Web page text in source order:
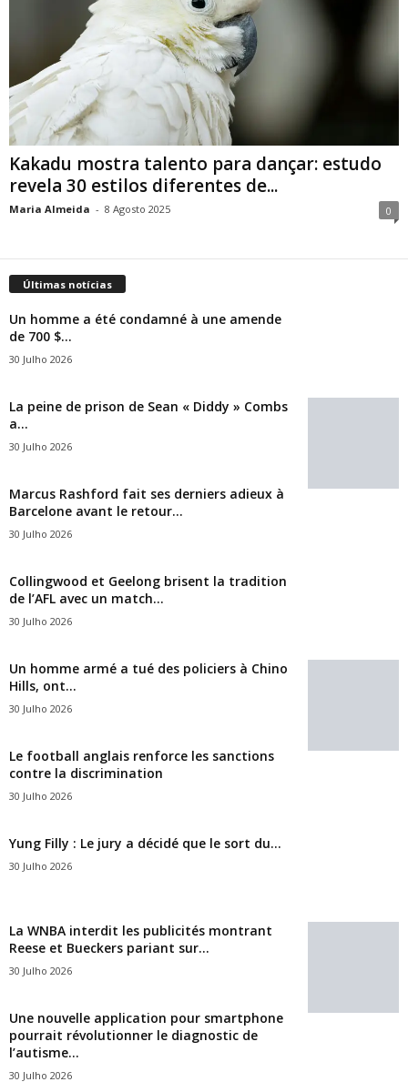
Kakadu mostra talento para dançar: estudo
revela 30 estilos diferentes de...
Maria Almeida - 8 Agosto 2025 0
Últimas notícias
Un homme a été condamné à une amende
de 700 $...
30 Julho 2026
La peine de prison de Sean « Diddy » Combs
a...
30 Julho 2026
Marcus Rashford fait ses derniers adieux à
Barcelone avant le retour...
30 Julho 2026
Collingwood et Geelong brisent la tradition
de l’AFL avec un match...
30 Julho 2026
Un homme armé a tué des policiers à Chino
Hills, ont...
30 Julho 2026
Le football anglais renforce les sanctions
contre la discrimination
30 Julho 2026
Yung Filly : Le jury a décidé que le sort du...
30 Julho 2026
La WNBA interdit les publicités montrant
Reese et Bueckers pariant sur...
30 Julho 2026
Une nouvelle application pour smartphone
pourrait révolutionner le diagnostic de
l’autisme...
30 Julho 2026